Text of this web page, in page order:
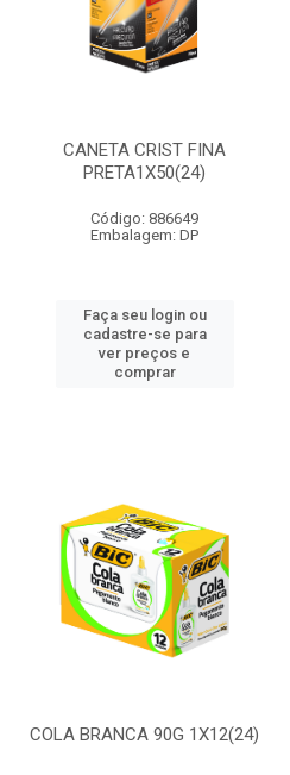
CANETA CRIST FINA
PRETA1X50(24)
Código: 886649
Embalagem: DP
Faça seu login ou
cadastre-se para
ver preços e
comprar
COLA BRANCA 90G 1X12(24)